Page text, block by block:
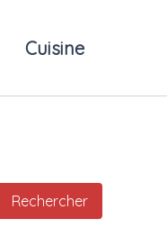
Cuisine
Rechercher